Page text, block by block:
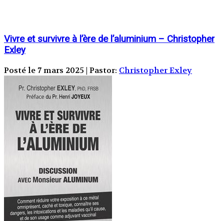
Vivre et survivre à l’ère de l’aluminium – Christopher
Exley
Posté le 7 mars 2025 | Pastor: Christopher Exley